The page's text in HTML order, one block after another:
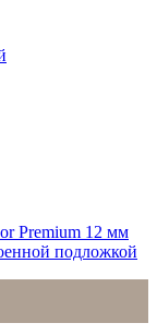
Premium 12 мм
подложкой